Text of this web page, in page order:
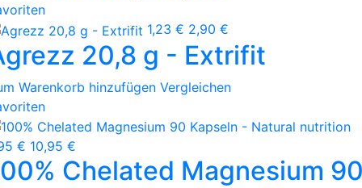
1,23 € 2,90 €
20,8 g - Extrifit
Warenkorb hinzufügen Vergleichen
€ 10,95 €
Chelated Magnesium